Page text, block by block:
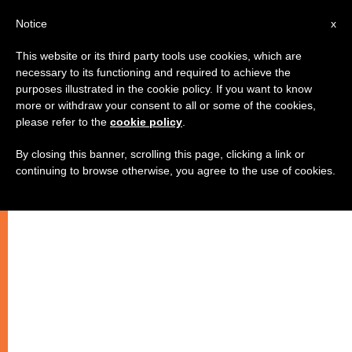
الأسقف كوندروسيويز يشكر ألكسي
الثاني على سنوات التعاون الطوال
x
Notice
This website or its third party tools use cookies, which are
necessary to its functioning and required to achieve the
purposes illustrated in the cookie policy. If you want to know
more or withdraw your consent to all or some of the cookies,
please refer to the cookie policy
By closing this banner, scrolling this page, clicking a link or
continuing to browse otherwise, you agree to the use of cookies.